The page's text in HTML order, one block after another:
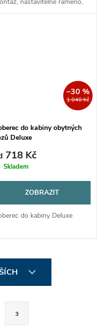
za 1 kus.
1 040 Kč
–30 %
do kabiny obytných
Deluxe
718 Kč
Skladem
ZOBRAZIT
do kabiny Deluxe
3